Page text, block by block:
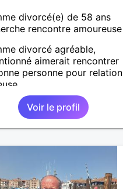
divorcé(e) de 58 ans
rencontre amoureuse
divorcé agréable,
aimerait rencontrer
personne pour relation
Voir le profil